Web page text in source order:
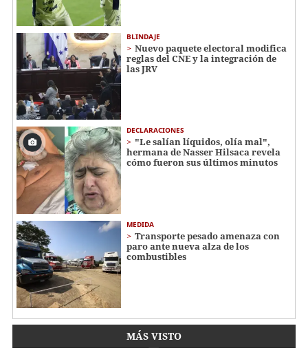
BLINDAJE
Nuevo paquete electoral modifica
reglas del CNE y la integración de
las JRV
DECLARACIONES
"Le salían líquidos, olía mal",
hermana de Nasser Hilsaca revela
cómo fueron sus últimos minutos
MEDIDA
Transporte pesado amenaza con
paro ante nueva alza de los
combustibles
MÁS VISTO